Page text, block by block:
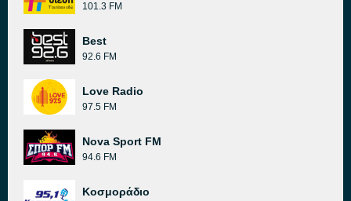
101.3 FM
Best
92.6 FM
Love Radio
97.5 FM
Nova Sport FM
94.6 FM
Κοσμοράδιο